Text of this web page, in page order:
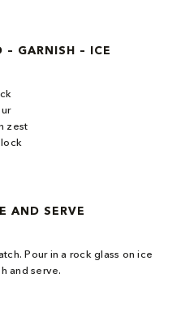
GARNISH – ICE
zest
AND SERVE
Pour in a rock glass on ice
and serve.